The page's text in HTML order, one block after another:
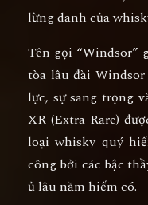
lừng danh của
Tên gọi “Windsor”
tòa lâu đài Windsor
lực, sự sang trọng
XR (Extra Rare)
loại whisky quý
công bởi các bậc
ủ lâu năm hiếm có.